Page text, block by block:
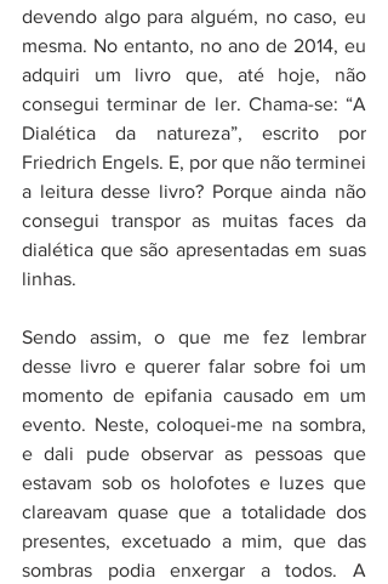
devendo algo para alguém, no caso, eu
mesma. No entanto, no ano de 2014, eu
adquiri um livro que, até hoje, não
consegui terminar de ler. Chama-se: “A
Dialética da natureza”, escrito por
Friedrich Engels. E, por que não terminei
a leitura desse livro? Porque ainda não
consegui transpor as muitas faces da
dialética que são apresentadas em suas
linhas.
Sendo assim, o que me fez lembrar
desse livro e querer falar sobre foi um
momento de epifania causado em um
evento. Neste, coloquei-me na sombra,
e dali pude observar as pessoas que
estavam sob os holofotes e luzes que
clareavam quase que a totalidade dos
presentes, excetuado a mim, que das
sombras podia enxergar a todos. A